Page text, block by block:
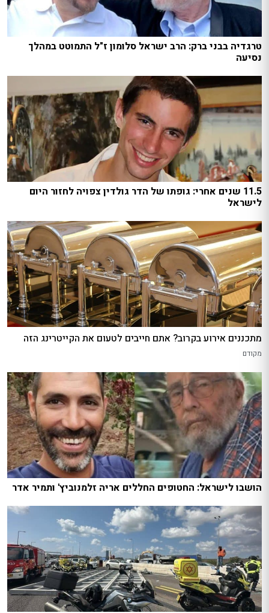
טרגדיה בבני ברק: הרב ישראל סלומון ז"ל התמוטט במהלך
נסיעה
11.5 שנים אחרי: גופתו של הדר גולדין צפויה לחזור היום
לישראל
מתכננים אירוע בקרוב? אתם חייבים לטעום את הקייטרינג הזה
מקודם
הושבו לישראל: החטופים החללים אריה זלמנוביץ' ותמיר אדר